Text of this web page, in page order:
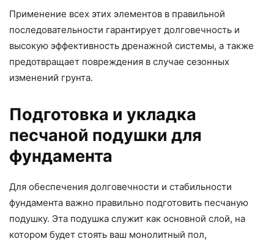
Применение всех этих элементов в правильной
последовательности гарантирует долговечность и
высокую эффективность дренажной системы, а также
предотвращает повреждения в случае сезонных
изменений грунта.
Подготовка и укладка
песчаной подушки для
фундамента
Для обеспечения долговечности и стабильности
фундамента важно правильно подготовить песчаную
подушку. Эта подушка служит как основной слой, на
котором будет стоять ваш монолитный пол,